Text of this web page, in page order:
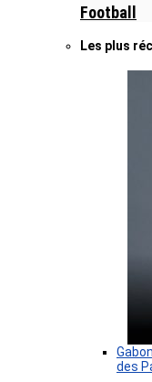
Football
Les plus
des